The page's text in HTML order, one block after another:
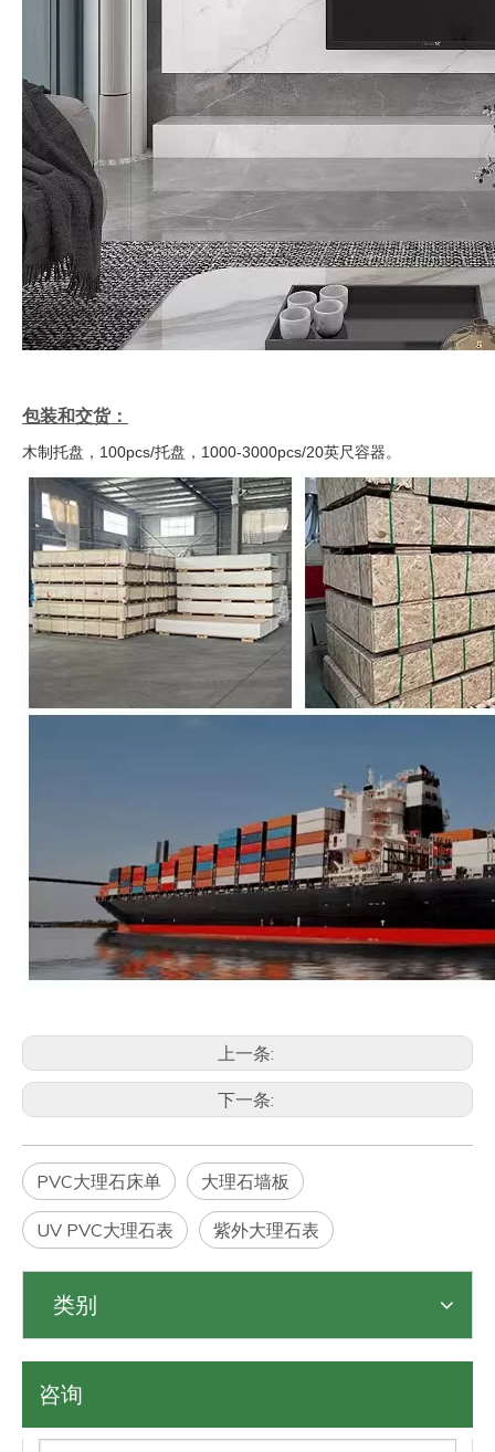
包装和交货：
木制托盘，100pcs/托盘，1000-3000pcs/20英尺容器。
上一条:
下一条:
PVC大理石床单 大理石墙板
UV PVC大理石表 紫外大理石表
类别
咨询